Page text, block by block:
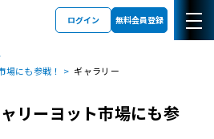
ログイン 無料会員登録
場にも参戦！
ギャラリー
リーヨット市場にも参